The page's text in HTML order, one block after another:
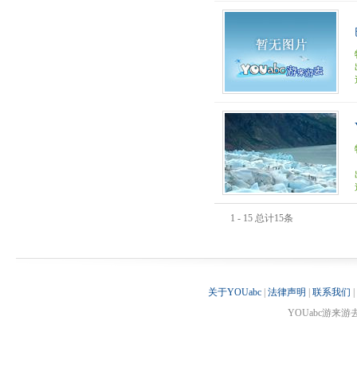
1 - 15 总计15条
关于YOUabc| 法律声明 联系我们
YOUabc游来游